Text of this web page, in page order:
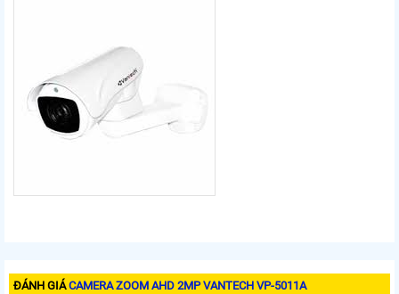
ĐÁNH GIÁCAMERA ZOOM AHD 2MP VANTECH VP-5011A